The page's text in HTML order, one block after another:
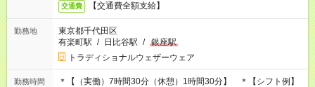
交通費 【交通費全額支給】
勤務地
東京都千代田区
有楽町駅 / 日比谷駅 / 銀座駅
トラディショナルウェザーウェア
勤務時間
＊【（実働）7時間30分（休憩）1時間30分】 ＊【シフト例】